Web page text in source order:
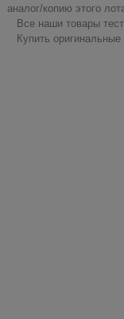
аналог/копию этого
Все наши товары
Купить оригинальные